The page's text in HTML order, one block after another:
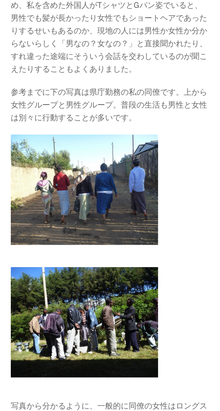
め、私を含めた外国人がTシャツとGパン姿でいると、
男性でも髪が長かったり女性でもショートヘアであった
りするせいもあるのか、現地の人には男性か女性か分か
らないらしく「男なの？女なの？」と直接聞かれたり、
すれ違った途端にそういう会話を交わしているのが聞こ
えたりすることもよくありました。
参考までに下の写真は県庁勤務の私の同僚です。上から
女性グループと男性グループ。普段の生活も男性と女性
は別々に行動することが多いです。
写真から分かるように、一般的に同僚の女性はロングス